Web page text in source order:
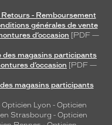
- Remboursement
générales de vente
d’occasion [PDF —
des magasins participants
d’occasion [PDF —
magasins participants
Opticien Lyon - Opticien
Strasbourg - Opticien